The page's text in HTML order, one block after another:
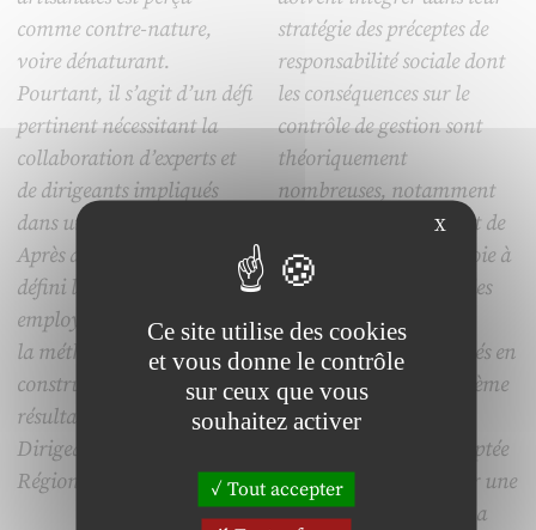
comme contre-nature,
voire dénaturant.
Pourtant, il s’agit d’un défi
pertinent nécessitant la
collaboration d’experts et
de dirigeants impliqués
dans une même démarche.
Après avoir brièvement
défini les concepts
employés, nous présentons
la méthodologie co-
construite et les premiers
résultats du Club de
Dirigeants Artisans de la
Région PACA.
stratégie des préceptes de
responsabilité sociale dont
les conséquences sur le
contrôle de gestion sont
théoriquement
nombreuses, notamment
en matière de mesure et de
reporting. Ainsi, en proie à
ce qui constitue l’une des
clés de lecture de
l’implication des sociétés en
matière de RSE, le système
budgétaire doit être
configuré de façon adaptée
afin qu’il puisse assurer une
fonction de mesure de la
X
Ce site utilise des cookies
et vous donne le contrôle
sur ceux que vous
souhaitez activer
Tout accepter